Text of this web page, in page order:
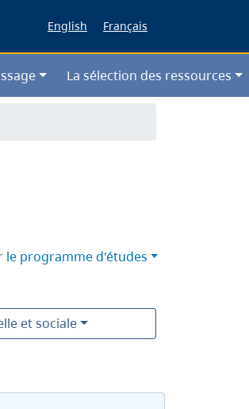
English Français
La sélection des ressources
le programme d'études
et sociale